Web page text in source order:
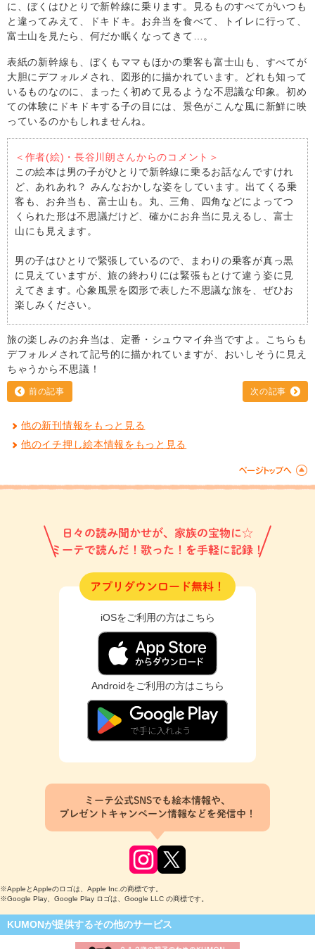
に、ぼくはひとりで新幹線に乗ります。見るものすべてがいつも
と違ってみえて、ドキドキ。お弁当を食べて、トイレに行って、
富士山を見たら、何だか眠くなってきて…。
表紙の新幹線も、ぼくもママもほかの乗客も富士山も、すべてが
大胆にデフォルメされ、図形的に描かれています。どれも知って
いるものなのに、まったく初めて見るような不思議な印象。初め
ての体験にドキドキする子の目には、景色がこんな風に新鮮に映
っているのかもしれませんね。
＜作者(絵)・長谷川朗さんからのコメント＞
この絵本は男の子がひとりで新幹線に乗るお話なんですけれ
ど、あれあれ？ みんなおかしな姿をしています。出てくる乗
客も、お弁当も、富士山も。丸、三角、四角などによってつ
くられた形は不思議だけど、確かにお弁当に見えるし、富士
山にも見えます。
男の子はひとりで緊張しているので、まわりの乗客が真っ黒
に見えていますが、旅の終わりには緊張もとけて違う姿に見
えてきます。心象風景を図形で表した不思議な旅を、ぜひお
楽しみください。
旅の楽しみのお弁当は、定番・シュウマイ弁当ですよ。こちらも
デフォルメされて記号的に描かれていますが、おいしそうに見え
ちゃうから不思議！
前の記事 次の記事
他の新刊情報をもっと見る
他のイチ押し絵本情報をもっと見る
日々の読み聞かせが、家族の宝物に☆
ミーテで読んだ！歌った！を手軽に記録！
アプリダウンロード無料！
iOSをご利用の方はこちら
Androidをご利用の方はこちら
ミーテ公式SNSでも絵本情報や、
プレゼントキャンペーン情報などを発信中！
※AppleとAppleのロゴは、Apple Inc.の商標です。
※Google Play、Google Play ロゴは、Google LLC の商標です。
KUMONが提供するその他のサービス